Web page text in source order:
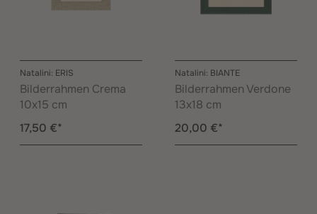
Natalini: ERIS
Bilderrahmen Crema
10x15 cm
17,50 €*
Natalini: BIANTE
Bilderrahmen Verdone
13x18 cm
20,00 €*